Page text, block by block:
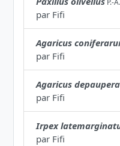
P.-
par Fifi
Agaricus
par Fifi
Agaricus
par Fifi
Irpex
par Fifi